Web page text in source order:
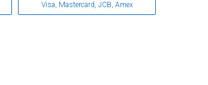
Visa, Mastercard, JCB, Amex